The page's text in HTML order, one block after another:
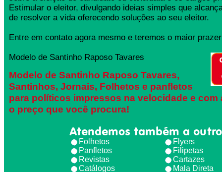
Estimular o eleitor, divulgando ideias simples que
de resolver a vida oferecendo soluções ao seu eleitor.
Entre em contato agora mesmo e teremos o maior
Modelo de Santinho Raposo Tavares
Modelo de Santinho Raposo Tavares,
Santinhos, Jornais, Folhetos e panfletos
para políticos impressos na velocidade e com
o preço que você procura!
Atendemos também a
Folhetos
Panfletos
Revistas
Catálogos
Flyers
Filipetas
Cartazes
Mala Direta